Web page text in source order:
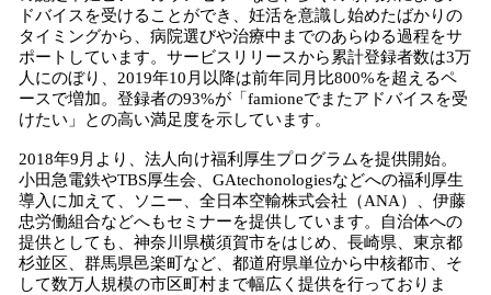
ドバイスを受けることができ、妊活を意識し始めたばかりの
タイミングから、病院選びや治療中までのあらゆる過程をサ
ポートしています。サービスリリースから累計登録者数は3万
人にのぼり、2019年10月以降は前年同月比800%を超えるペ
ースで増加。登録者の93%が「famioneでまたアドバイスを受
けたい」との高い満足度を示しています。
2018年9月より、法人向け福利厚生プログラムを提供開始。
小田急電鉄やTBS厚生会、GAtechonologiesなどへの福利厚生
導入に加えて、ソニー、全日本空輸株式会社（ANA）、伊藤
忠労働組合などへもセミナーを提供しています。自治体への
提供としても、神奈川県横須賀市をはじめ、長崎県、東京都
杉並区、群馬県邑楽町など、都道府県単位から中核都市、そ
して数万人規模の市区町村まで幅広く提供を行っておりま